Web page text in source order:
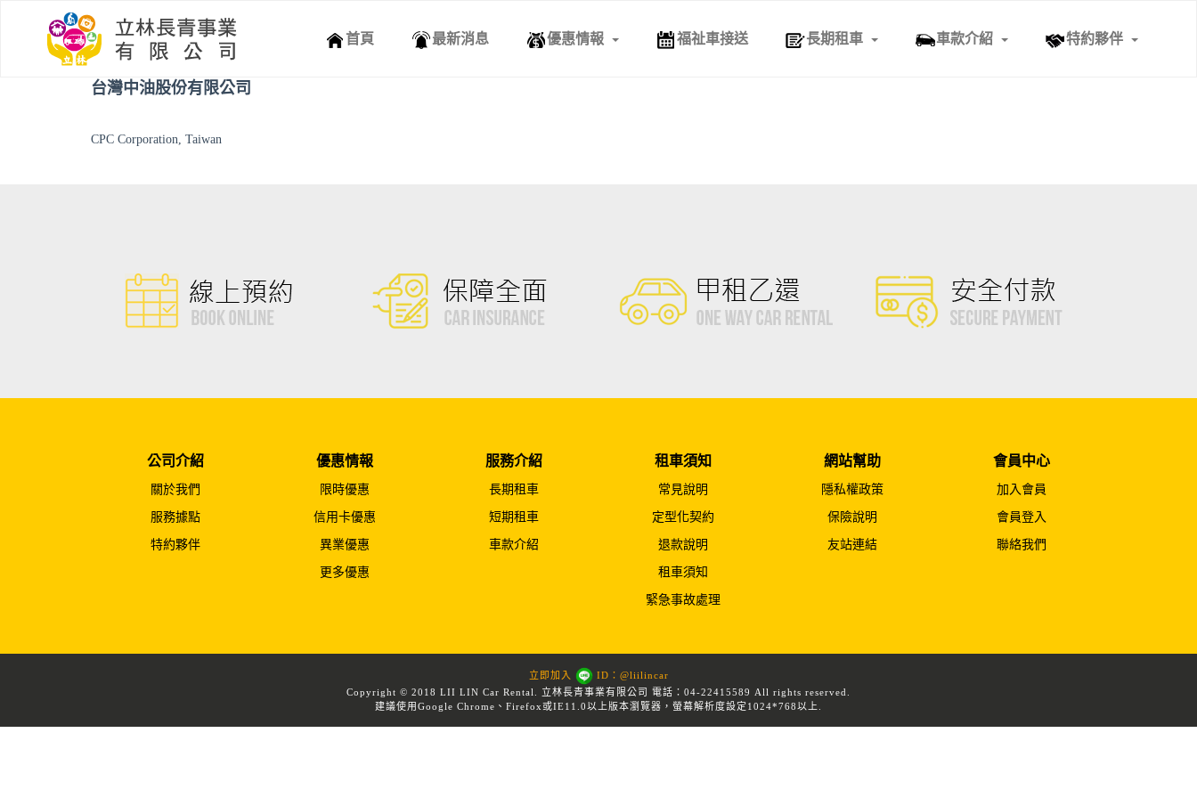
首頁 最新消息 優惠情報 福祉車接送 長期租車 車款介紹 特約夥伴
台灣中油股份有限公司
CPC Corporation, Taiwan
公司介紹
關於我們
服務據點
特約夥伴
優惠情報
限時優惠
信用卡優惠
異業優惠
更多優惠
服務介紹
長期租車
短期租車
車款介紹
租車須知
常見說明
定型化契約
退款說明
租車須知
緊急事故處理
網站幫助
隱私權政策
保險說明
友站連結
會員中心
加入會員
會員登入
聯絡我們
立即加入
ID：@liilincar
Copyright © 2018 LII LIN Car Rental. 立林長青事業有限公司 電話：04-22415589 All rights reserved.
建議使用Google Chrome、Firefox或IE11.0以上版本瀏覽器，螢幕解析度設定1024*768以上.